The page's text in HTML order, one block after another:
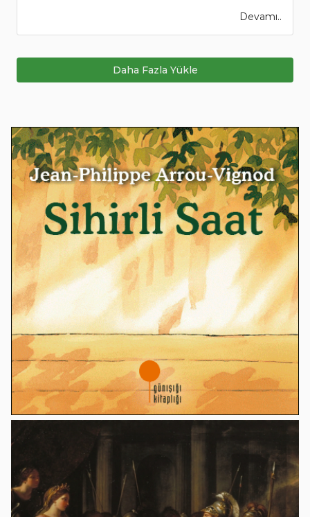
Devamı..
Daha Fazla Yükle